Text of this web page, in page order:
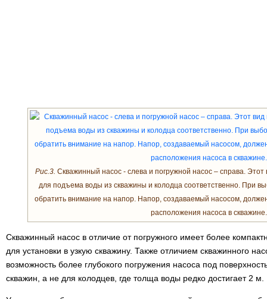
Рис.3. Скважинный насос - слева и погружной насос – справа.
для подъема воды из скважины и колодца соответственно. При
обратить внимание на напор. Напор, создаваемый насосом,
расположения насоса в скважине.
Скважинный насос в отличие от погружного имеет более
для установки в узкую скважину. Также отличием скважинного
возможность более глубокого погружения насоса под
скважин, а не для колодцев, где толща воды редко достигает 2 м.